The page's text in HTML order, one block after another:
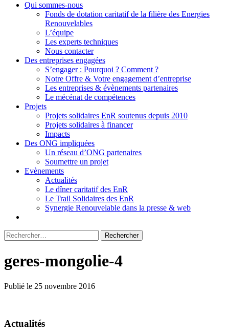
Qui sommes-nous
Fonds de dotation caritatif de la filière des Energies
Renouvelables
L’équipe
Les experts techniques
Nous contacter
Des entreprises engagées
S’engager : Pourquoi ? Comment ?
Notre Offre & Votre engagement d’entreprise
Les entreprises & évènements partenaires
Le mécénat de compétences
Projets
Projets solidaires EnR soutenus depuis 2010
Projets solidaires à financer
Impacts
Des ONG impliquées
Un réseau d’ONG partenaires
Soumettre un projet
Evènements
Actualités
Le dîner caritatif des EnR
Le Trail Solidaires des EnR
Synergie Renouvelable dans la presse & web
Rechercher :
geres-mongolie-4
Publié le 25 novembre 2016
Actualités